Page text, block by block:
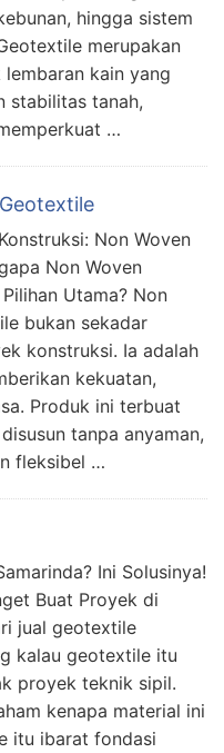
hingga sistem
merupakan
kain yang
stabilitas tanah,
…
Non Woven
Non Woven
Utama? Non
bukan sekadar
konstruksi. Ia adalah
kekuatan,
Produk ini terbuat
tanpa anyaman,
fleksibel …
Ini Solusinya!
Buat Proyek di
jual geotextile
kalau geotextile itu
proyek teknik sipil.
kenapa material ini
itu ibarat fondasi